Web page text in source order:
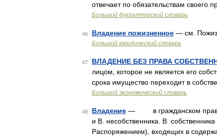
отвечает по обязательствам своего
Большой бухгалтерский словарь
46 Владение пожизненное — см.
Большой юридический словарь
47 ВЛАДЕНИЕ БЕЗ ПРАВА
лицом, которое не является его
срока имущество переходит в
Большой экономический словарь
48 Владение — в гражданском праве,
и В. несобственника. В.
Распоряжением), входящих в